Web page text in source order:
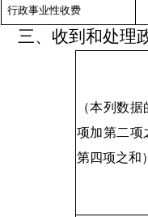
行政事业性收费
三、收到和处理
（本列数
项加第二项
第四项之和）